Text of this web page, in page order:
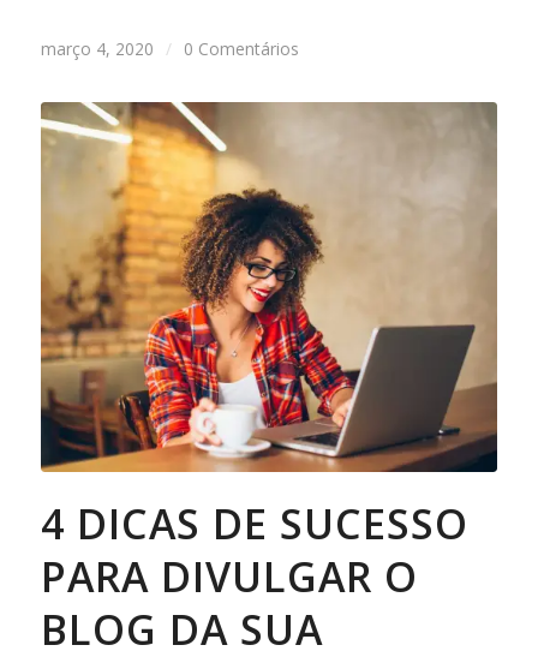
março 4, 2020 / 0 Comentários
4 DICAS DE SUCESSO
PARA DIVULGAR O
BLOG DA SUA